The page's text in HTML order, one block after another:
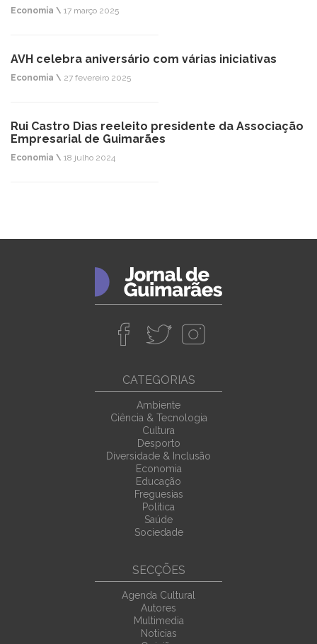
Economia \ 17 março 2025
AVH celebra aniversário com várias iniciativas
Economia \ 27 fevereiro 2025
Rui Castro Dias reeleito presidente da Associação
Empresarial de Guimarães
Economia \ 18 julho 2024
CATEGORIAS
Ambiente
Ciência & Tecnologia
Cultura
Desporto
Diversidade & Inclusão
Economia
Educação
Freguesias
Política
Saúde
Sociedade
SECÇÕES
Agenda Cultural
Autores
Multimedia
Noticias